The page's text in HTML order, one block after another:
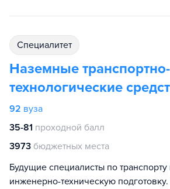
специалитет
Наземные транспортно-
технологические
92 вуза
35-81 проходной балл
3973 бюджетных места
Будущие специалисты по
инженерно-техническую